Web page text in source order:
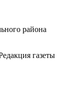
района
газеты